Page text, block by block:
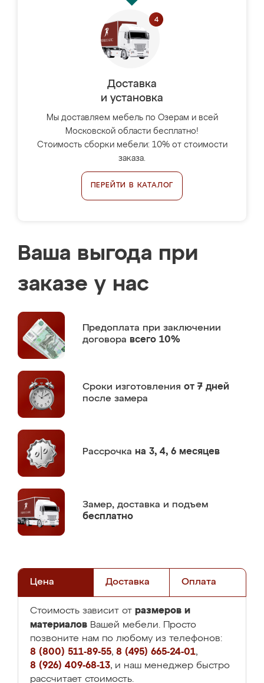
Доставка
и установка
Мы доставляем мебель по Озерам и всей
Московской области бесплатно!
Стоимость сборки мебели: 10% от стоимости
заказа.
ПЕРЕЙТИ В КАТАЛОГ
Ваша выгода при
заказе у нас
Предоплата при заключении
договора всего 10%
Сроки изготовления от 7 дней
после замера
Рассрочка на 3, 4, 6 месяцев
Замер, доставка и подъем
бесплатно
Цена Доставка Оплата
Стоимость зависит от размеров и
материалов Вашей мебели. Просто
позвоните нам по любому из телефонов:
8 (800) 511-89-55, 8 (495) 665-24-01,
8 (926) 409-68-13, и наш менеджер быстро
рассчитает стоимость.